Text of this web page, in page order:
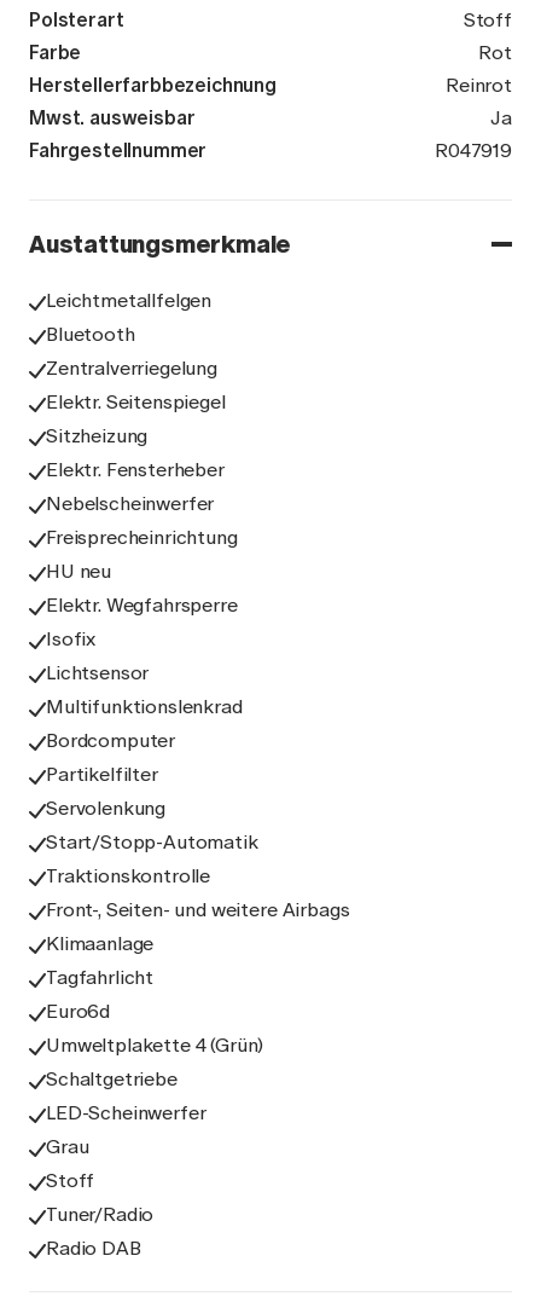
Polsterart
Stoff
Farbe
Rot
Herstellerfarbbezeichnung
Reinrot
Mwst. ausweisbar
Ja
Fahrgestellnummer
R047919
Austattungsmerkmale
Leichtmetallfelgen
Bluetooth
Zentralverriegelung
Elektr. Seitenspiegel
Sitzheizung
Elektr. Fensterheber
Nebelscheinwerfer
Freisprecheinrichtung
HU neu
Elektr. Wegfahrsperre
Isofix
Lichtsensor
Multifunktionslenkrad
Bordcomputer
Partikelfilter
Servolenkung
Start/Stopp-Automatik
Traktionskontrolle
Front-, Seiten- und weitere Airbags
Klimaanlage
Tagfahrlicht
Euro6d
Umweltplakette 4 (Grün)
Schaltgetriebe
LED-Scheinwerfer
Grau
Stoff
Tuner/Radio
Radio DAB